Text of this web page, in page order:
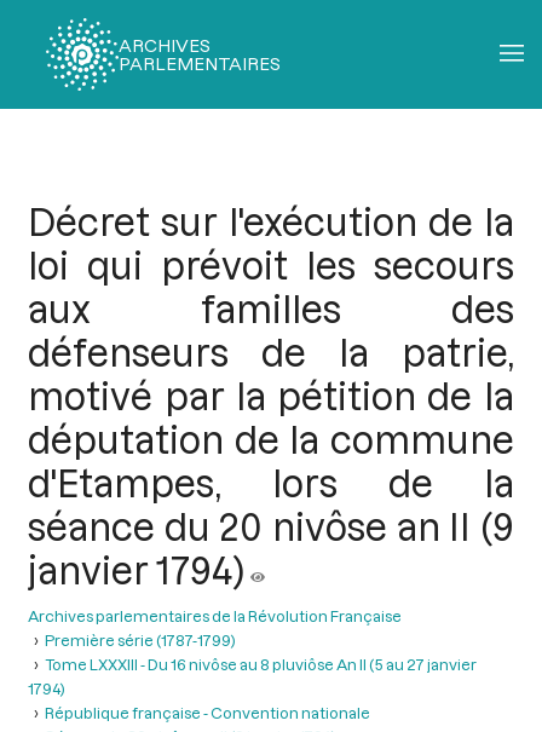
ARCHIVES
PARLEMENTAIRES
Décret sur l'exécution de la
loi qui prévoit les secours
aux familles des
défenseurs de la patrie,
motivé par la pétition de la
députation de la commune
d'Etampes, lors de la
séance du 20 nivôse an II (9
janvier 1794)
Archives parlementaires de la Révolution Française
Première série (1787-1799)
Tome LXXXIII - Du 16 nivôse au 8 pluviôse An II (5 au 27 janvier
1794)
République française - Convention nationale